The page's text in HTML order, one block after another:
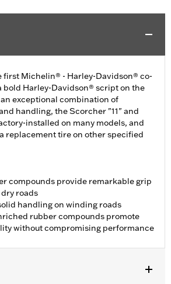
first Michelin® - Harley-Davidson® co-
bold Harley-Davidson® script on the
exceptional combination of
handling, the Scorcher "11" and
installed on many models, and
replacement tire on other specified
compounds provide remarkable grip
roads
handling on winding roads
rubber compounds promote
without compromising performance